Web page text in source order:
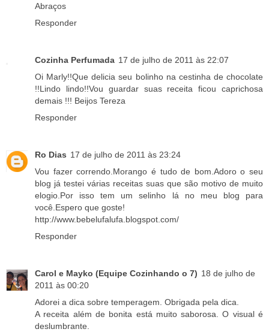
Abraços
Responder
Cozinha Perfumada 17 de julho de 2011 às 22:07
Oi Marly!!Que delicia seu bolinho na cestinha de chocolate
!!Lindo lindo!!Vou guardar suas receita ficou caprichosa
demais !!! Beijos Tereza
Responder
Ro Dias 17 de julho de 2011 às 23:24
Vou fazer correndo.Morango é tudo de bom.Adoro o seu
blog já testei várias receitas suas que são motivo de muito
elogio.Por isso tem um selinho lá no meu blog para
você.Espero que goste!
http://www.bebelufalufa.blogspot.com/
Responder
Carol e Mayko (Equipe Cozinhando o 7) 18 de julho de
2011 às 00:20
Adorei a dica sobre temperagem. Obrigada pela dica.
A receita além de bonita está muito saborosa. O visual é
deslumbrante.